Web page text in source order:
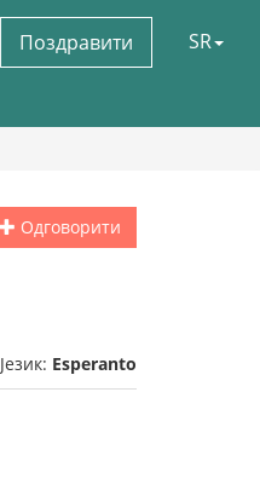
Поздравити SR
Одговорити
Језик: Esperanto